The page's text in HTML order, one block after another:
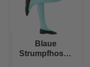
Blaue
Strumpfhosen